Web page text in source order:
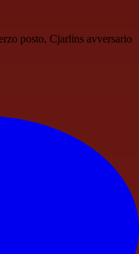
posto, Cjarlins avversario